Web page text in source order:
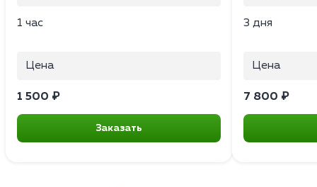
1 час
Цена
1 500 ₽
Заказать
3 дня
Цена
7 800 ₽